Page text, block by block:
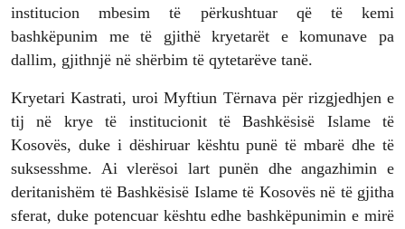
institucion mbesim të përkushtuar që të kemi
bashkëpunim me të gjithë kryetarët e komunave pa
dallim, gjithnjë në shërbim të qytetarëve tanë.
Kryetari Kastrati, uroi Myftiun Tërnava për rizgjedhjen e
tij në krye të institucionit të Bashkësisë Islame të
Kosovës, duke i dëshiruar kështu punë të mbarë dhe të
suksesshme. Ai vlerësoi lart punën dhe angazhimin e
deritanishëm të Bashkësisë Islame të Kosovës në të gjitha
sferat, duke potencuar kështu edhe bashkëpunimin e mirë